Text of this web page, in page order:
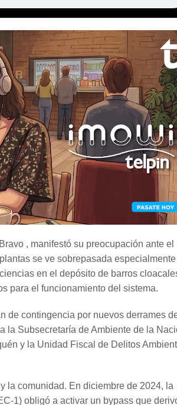
, manifestó su preocupación ante el
se ve sobrepasada especialmente
en el depósito de barros
para el funcionamiento del sistema.
de contingencia por nuevos derrames
la Subsecretaría de Ambiente de la
y la Unidad Fiscal de Delitos
la comunidad. En diciembre de 2024, la
1) obligó a activar un bypass que